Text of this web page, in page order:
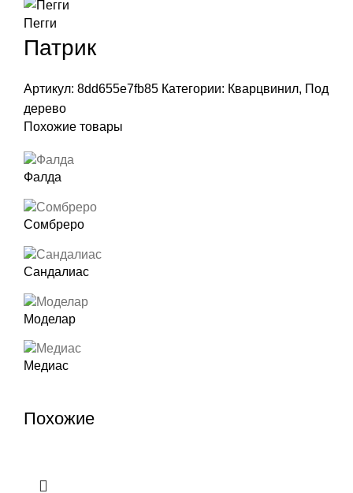
Пегги
Патрик
Артикул: 8dd655e7fb85 Категории: Кварцвинил, Под
дерево
Похожие товары
Фалда
Сомбреро
Сандалиас
Моделар
Медиас
Похожие